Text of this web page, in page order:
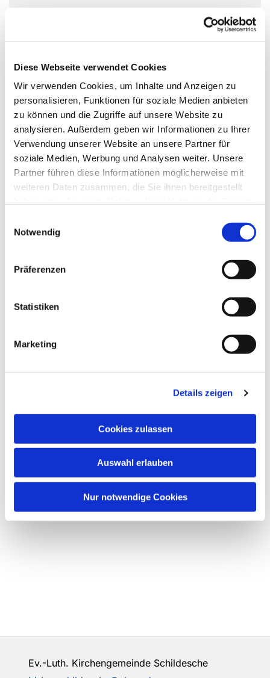
Diese Webseite verwendet Cookies
Wir verwenden Cookies, um Inhalte und Anzeigen zu
personalisieren, Funktionen für soziale Medien anbieten
zu können und die Zugriffe auf unsere Website zu
analysieren. Außerdem geben wir Informationen zu Ihrer
Verwendung unserer Website an unsere Partner für
soziale Medien, Werbung und Analysen weiter. Unsere
Partner führen diese Informationen möglicherweise mit
weiteren Daten zusammen, die Sie ihnen bereitgestellt
Notwendig
Präferenzen
Statistiken
Marketing
Details zeigen
Cookies zulassen
Auswahl erlauben
Nur notwendige Cookies
Ev.-Luth. Kirchengemeinde Schildesche